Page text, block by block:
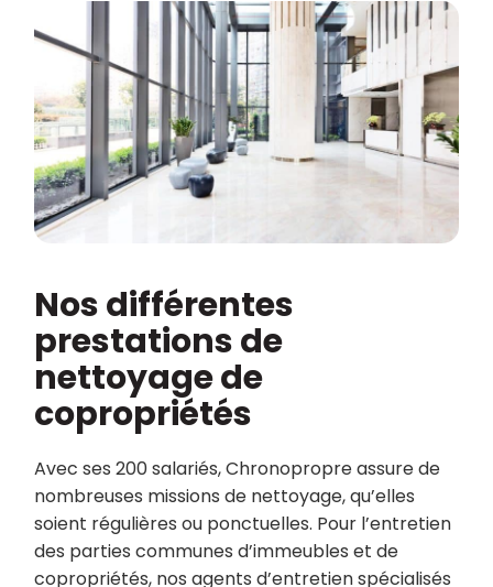
Nos différentes
prestations de
nettoyage de
copropriétés
Avec ses 200 salariés, Chronopropre assure de
nombreuses missions de nettoyage, qu’elles
soient régulières ou ponctuelles. Pour l’entretien
des parties communes d’immeubles et de
copropriétés, nos agents d’entretien spécialisés